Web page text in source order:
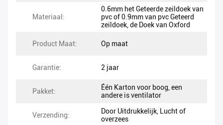
Materiaal:
0.6mm het Geteerde zeildoek van
pvc of 0.9mm van pvc Geteerd
zeildoek, de Doek van Oxford
Product Maat: Op maat
Garantie: 2 jaar
Pakket:
Één Karton voor boog, een
andere is ventilator
Verzending:
Door Uitdrukkelijk, Lucht of
overzees